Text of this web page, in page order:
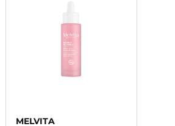
MELVITA